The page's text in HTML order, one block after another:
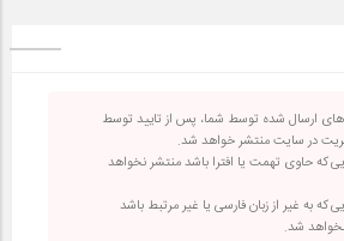
های ارسال شده توسط شما، پس از تایید توسط
در سایت منتشر خواهد شد.
که حاوی تهمت یا افترا باشد منتشر نخواهد
که به غیر از زبان فارسی یا غیر مرتبط باشد
شد.